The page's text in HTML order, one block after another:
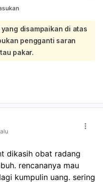
seperti ibuprofen
Cap Burung Kakak Tua
juga dapat
itu, obat kumur antiseptik
pereda nyeri seperti
phenol dan benzocaine
memilih obat sesuai
makanan atau
dingin. Makanan dan
yoghurt)
disampaikan di atas
pengganti saran
pakar.
dikasih obat radang
rencananya mau
kumpulin uang. sering